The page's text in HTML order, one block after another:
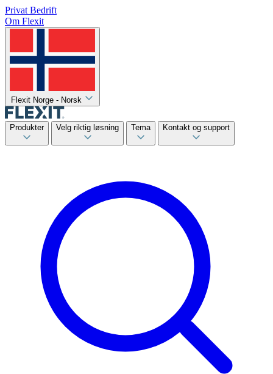
Privat Bedrift
Om Flexit
Flexit Norge - Norsk
Produkter Velg riktig løsning Tema Kontakt og support